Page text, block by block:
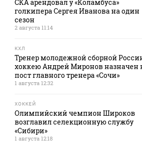
СКА арендовал у «Коламбуса»
голкипера Сергея Иванова на один
сезон
2 августа 11:14
КХЛ
Тренер молодежной сборной
хоккею Андрей Миронов назначен
пост главного тренера «Сочи»
1 августа 12:32
ХОККЕЙ
Олимпийский чемпион Широков
возглавил селекционную службу
«Сибири»
1 августа 12:18